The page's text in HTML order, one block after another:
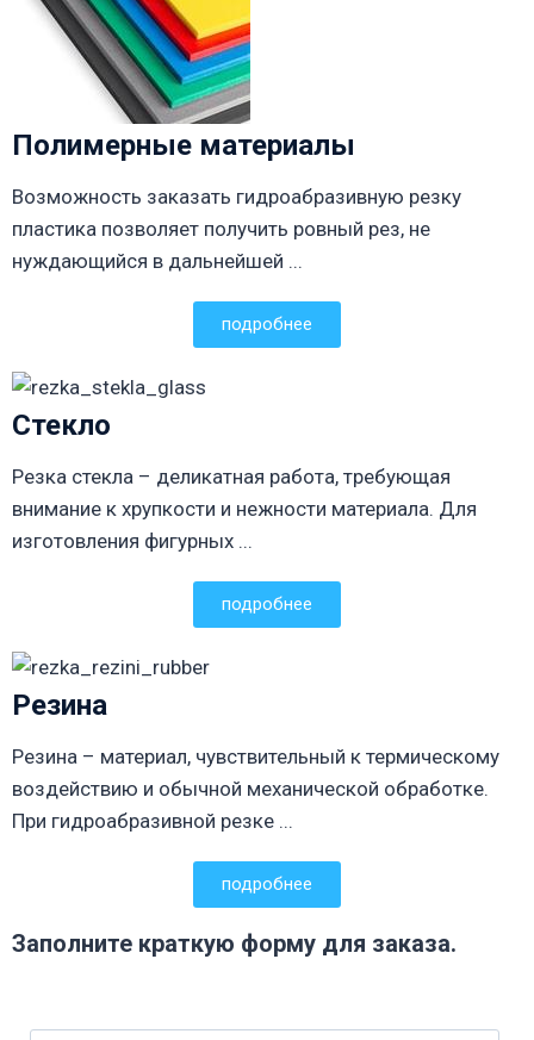
Полимерные материалы
Возможность заказать гидроабразивную резку
пластика позволяет получить ровный рез, не
нуждающийся в дальнейшей ...
подробнее
Стекло
Резка стекла – деликатная работа, требующая
внимание к хрупкости и нежности материала. Для
изготовления фигурных ...
подробнее
Резина
Резина – материал, чувствительный к термическому
воздействию и обычной механической обработке.
При гидроабразивной резке ...
подробнее
Заполните краткую форму для заказа.